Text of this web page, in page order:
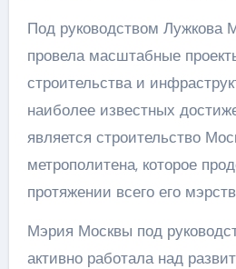
Под руководством Лужкова
провела масштабные
строительства и
наиболее известных
является строительство
метрополитена, которое
протяжении всего его
Мэрия Москвы под
активно работала над